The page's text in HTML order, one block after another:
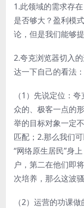
1.此领域的需求存
是否够大？盈利模
论，但是我们能够
2.夸克浏览器切入
达一下自己的看法：
（1）先说定位：
众的、极客一点的
举的目标对象一定
匹配；2.那么我们
“网络原生居民”身
户，第二在他们即
次培养，那么这波
（2）运营的功课